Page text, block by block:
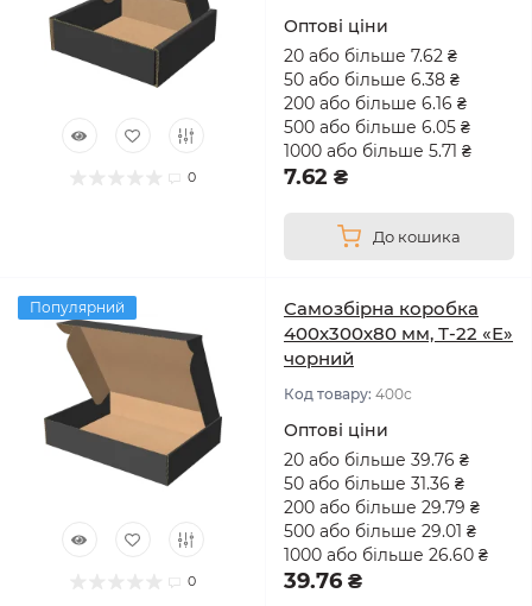
0
Оптові ціни
20 або більше 7.62 ₴
50 або більше 6.38 ₴
200 або більше 6.16 ₴
500 або більше 6.05 ₴
1000 або більше 5.71 ₴
7.62 ₴
До кошика
Популярний
0
Самозбірна коробка
400х300х80 мм, Т-22 «Е»
чорний
Код товару: 400с
Оптові ціни
20 або більше 39.76 ₴
50 або більше 31.36 ₴
200 або більше 29.79 ₴
500 або більше 29.01 ₴
1000 або більше 26.60 ₴
39.76 ₴